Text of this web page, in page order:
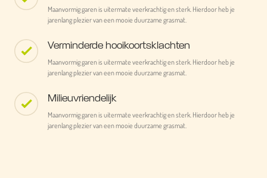
Maanvormig garen is uitermate veerkrachtig en sterk. Hierdoor heb je
jarenlang plezier van een mooie duurzame grasmat.
Verminderde hooikoortsklachten
Maanvormig garen is uitermate veerkrachtig en sterk. Hierdoor heb je
jarenlang plezier van een mooie duurzame grasmat.
Milieuvriendelijk
Maanvormig garen is uitermate veerkrachtig en sterk. Hierdoor heb je
jarenlang plezier van een mooie duurzame grasmat.